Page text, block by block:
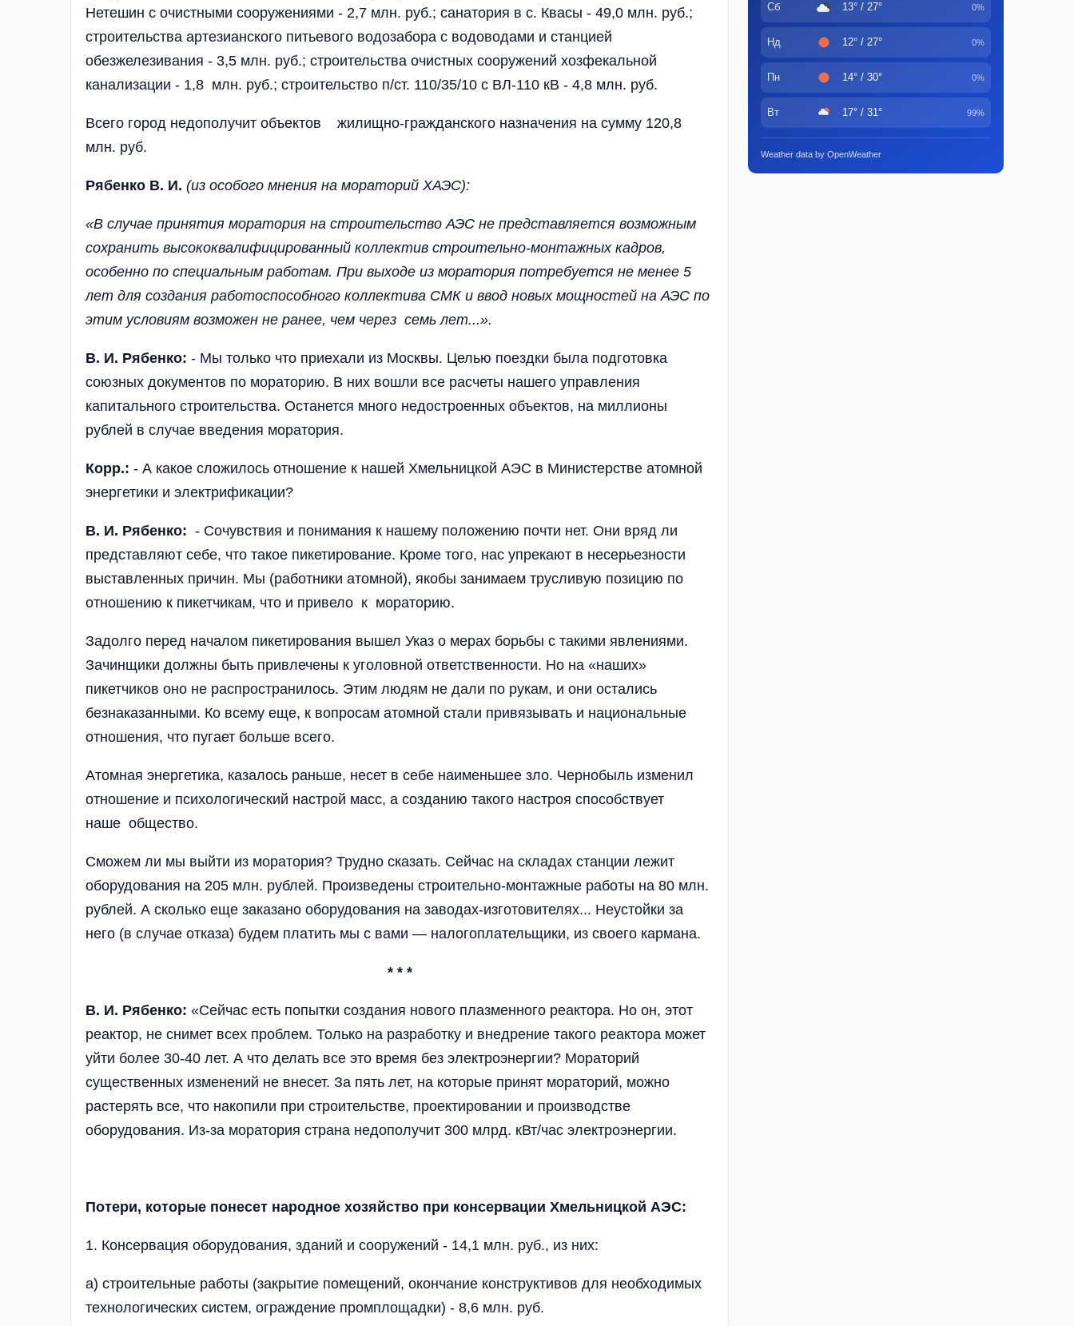
Нетешин с очистными сооружениями - 2,7 млн. руб.; санатория в с. Квасы - 49,0 млн. руб.;
строительства артезианского питьевого водозабора с водоводами и станцией
обезжелезивания - 3,5 млн. руб.; строительства очистных сооружений хозфекальной
канализации - 1,8 млн. руб.; строительство п/ст. 110/35/10 с ВЛ-110 кВ - 4,8 млн. руб.
Всего город недополучит объектов жилищно-гражданского назначения на сумму 120,8
млн. руб.
Рябенко В. И. (из особого мнения на мораторий ХАЭС):
«В случае принятия моратория на строительство АЭС не представляется возможным
сохранить высококвалифицированный коллектив строительно-мон­тажных кадров,
особенно по специальным работам. При выходе из моратория потребуется не менее 5
лет для создания работоспособного коллектива СМК и ввод новых мощностей на АЭС по
этим условиям возможен не ранее, чем через семь лет...».
В. И. Рябенко: - Мы только что приехали из Москвы. Целью поездки была подготовка
союзных документов по мораторию. В них вошли все расчеты нашего управления
капитального строительства. Останется много недостроенных объектов, на миллионы
рублей в случае введения моратория.
Корр.: - А какое сложилось отношение к нашей Хмельницкой АЭС в Министерстве атомной
энергетики и электрификации?
В. И. Рябенко: - Сочувствия и понимания к нашему положению почти нет. Они вряд ли
представляют себе, что такое пикетирование. Кроме того, нас упрекают в несерьезности
выставленных причин. Мы (работники атомной), якобы занимаем трусливую позицию по
отношению к пикетчикам, что и привело к мораторию.
Задолго перед началом пикетирования вышел Указ о мерах борьбы с такими явлениями.
Зачинщики должны быть привлечены к уголовной ответственности. Но на «наших»
пикетчиков оно не распространилось. Этим людям не дали по рукам, и они остались
безнаказанными. Ко всему еще, к вопросам атомной стали привязывать и национальные
отношения, что пугает больше всего.
Атомная энергетика, казалось раньше, несет в себе наименьшее зло. Чернобыль изменил
отношение и психологический настрой масс, а созданию такого настроя способствует
наше общество.
Сможем ли мы выйти из моратория? Трудно сказать. Сейчас на складах станции лежит
оборудования на 205 млн. рублей. Произведены строительно-монтажные работы на 80 млн.
рублей. А сколько еще заказано оборудования на заводах-изготовителях... Неустойки за
него (в случае отказа) будем платить мы с вами — налогоплательщики, из своего кармана.
* * *
В. И. Рябенко: «Сейчас есть попытки создания нового плазменного реактора. Но он, этот
реактор, не снимет всех проблем. Только на разработку и внедрение такого реактора может
уйти более 30-40 лет. А что делать все это время без электроэнергии? Мораторий
существенных изменений не внесет. За пять лет, на которые принят мораторий, можно
растерять все, что накопили при строительстве, проектировании и производстве
оборудования. Из-за моратория страна недополучит 300 млрд. кВт/час электроэнергии.
Потери, которые понесет народное хозяйство при консервации Хмельницкой АЭС:
1. Консервация оборудования, зданий и сооружений - 14,1 млн. руб., из них:
а) строительные работы (закрытие помещений, окончание конструктивов для необходимых
технологических систем, ограждение промплощадки) - 8,6 млн. руб.
Сб 13° / 27° 0%
Нд 12° / 27° 0%
Пн 14° / 30° 0%
Вт 17° / 31° 99%
Weather data by OpenWeather